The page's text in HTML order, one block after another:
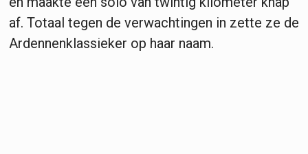
af. Totaal tegen de verwachtingen in zette ze de
Ardennenklassieker op haar naam.